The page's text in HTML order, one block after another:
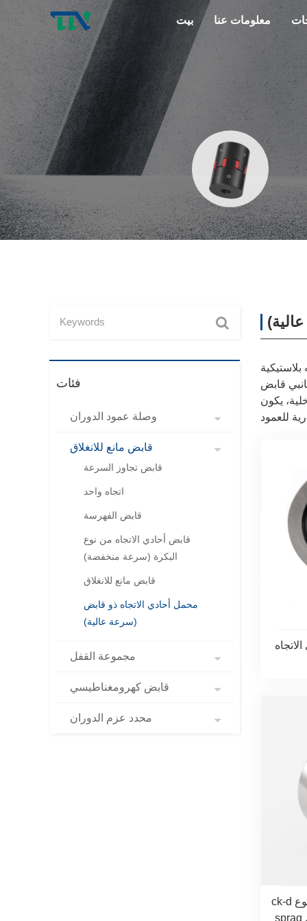
بيت معلومات عنا
فئات
وصلة عمود الدوران
قابض مانع للانغلاق
قابض تجاوز السرعة
اتجاه واحد
قابض الفهرسة
قابض أحادي الاتجاه من نوع
البكرة (سرعة منخفضة)
قابض مانع للانغلاق
محمل أحادي الاتجاه ذو قابض
(سرعة عالية)
مجموعة القفل
قابض كهرومغناطيسي
محدد عزم الدوران
قابض
يكون
ck-d قابض كامة أحادي الاتجاه من نوع
sprag ذو محمل أحادي الاتجاه للناقل